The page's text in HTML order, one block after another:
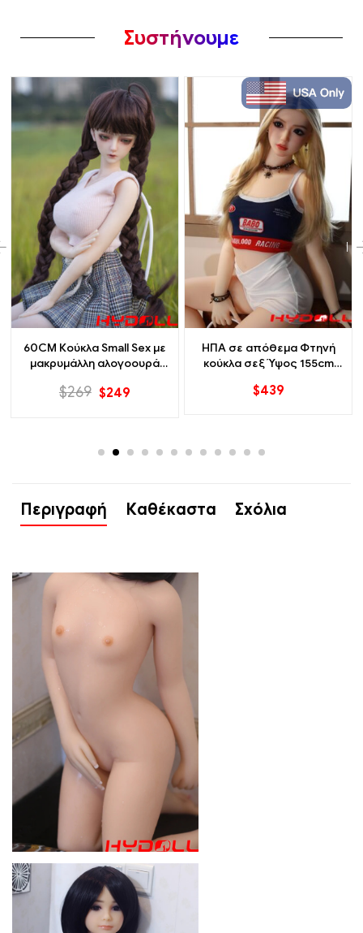
Συστήνουμε
60CM Κούκλα Small Sex με
μακρυμάλλη αλογοουρά
$269 $249
ΗΠΑ σε απόθεμα Φτηνή
κούκλα σεξ Ύψος 155cm
αποστολή
$439
Περιγραφή Καθέκαστα Σχόλια